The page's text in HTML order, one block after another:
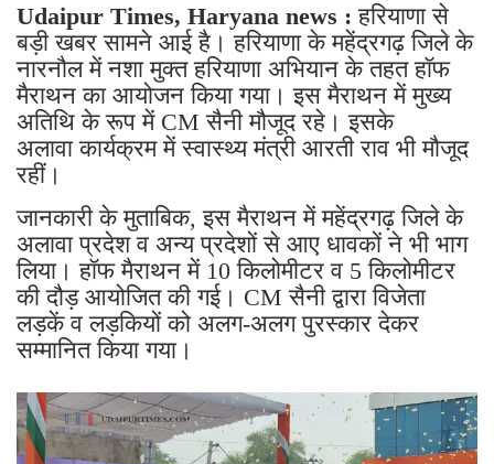
Udaipur Times, Haryana news : हरियाणा से
बड़ी खबर सामने आई है। हरियाणा के महेंद्रगढ़ जिले के
नारनौल में नशा मुक्त हरियाणा अभियान के तहत हॉफ
मैराथन का आयोजन किया गया। इस मैराथन में मुख्य
अतिथि के रूप में CM सैनी मौजूद रहे। इसके
अलावा कार्यक्रम में स्वास्थ्य मंत्री आरती राव भी मौजूद
रहीं।
जानकारी के मुताबिक, इस मैराथन में महेंद्रगढ़ जिले के
अलावा प्रदेश व अन्य प्रदेशों से आए धावकों ने भी भाग
लिया। हॉफ मैराथन में 10 किलोमीटर व 5 किलोमीटर
की दौड़ आयोजित की गई। CM सैनी द्वारा विजेता
लड़कें व लड़कियों को अलग-अलग पुरस्कार देकर
सम्मानित किया गया।